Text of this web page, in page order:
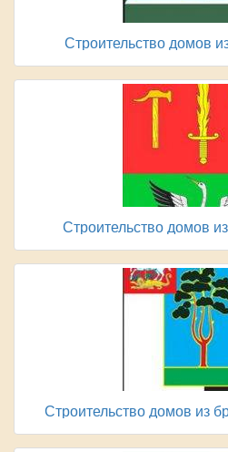
Строительство домов
Строительство домов
Строительство домов из